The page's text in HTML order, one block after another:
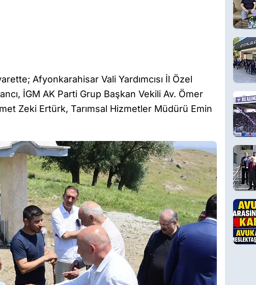
Afyonkarahisar Vali Yardımcısı İl Özel
İGM AK Parti Grup Başkan Vekili Av. Ömer
Zeki Ertürk, Tarımsal Hizmetler Müdürü Emin